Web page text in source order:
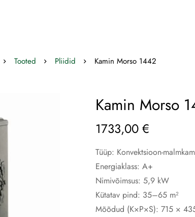
Tooted Pliidid Kamin Morso 1442
Kamin Morso
1733,00 €
Tüüp: Konvektsioon-
Energiaklass: A+
Nimivõimsus: 5,9 kW
Kütatav pind: 35–65 m²
Mõõdud (K×P×S): 715 ×